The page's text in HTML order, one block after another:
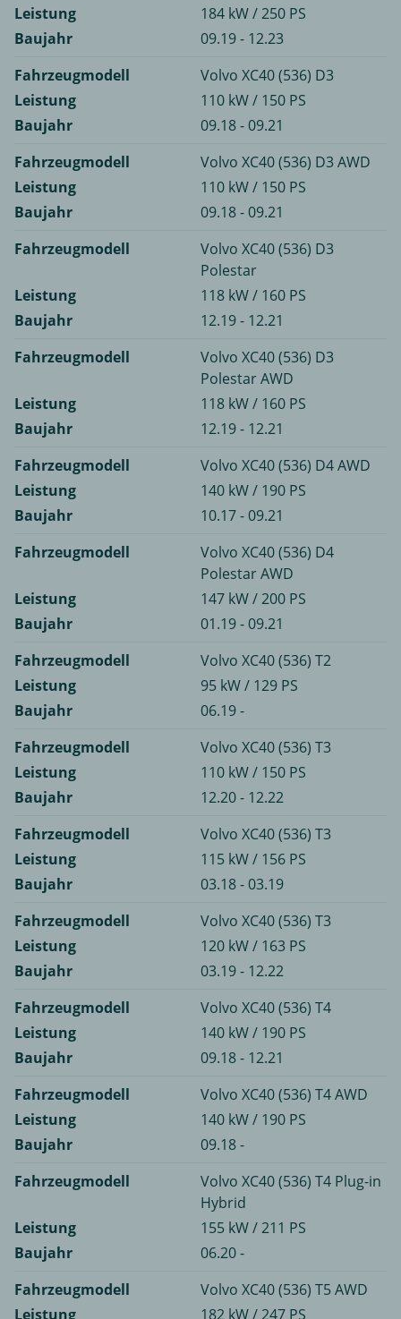
Leistung
184 kW / 250 PS
Baujahr
09.19 - 12.23
Fahrzeugmodell
Volvo XC40 (536) D3
Leistung
110 kW / 150 PS
Baujahr
09.18 - 09.21
Fahrzeugmodell
Volvo XC40 (536) D3 AWD
Leistung
110 kW / 150 PS
Baujahr
09.18 - 09.21
Fahrzeugmodell
Volvo XC40 (536) D3
Polestar
Leistung
118 kW / 160 PS
Baujahr
12.19 - 12.21
Fahrzeugmodell
Volvo XC40 (536) D3
Polestar AWD
Leistung
118 kW / 160 PS
Baujahr
12.19 - 12.21
Fahrzeugmodell
Volvo XC40 (536) D4 AWD
Leistung
140 kW / 190 PS
Baujahr
10.17 - 09.21
Fahrzeugmodell
Volvo XC40 (536) D4
Polestar AWD
Leistung
147 kW / 200 PS
Baujahr
01.19 - 09.21
Fahrzeugmodell
Volvo XC40 (536) T2
Leistung
95 kW / 129 PS
Baujahr
06.19 -
Fahrzeugmodell
Volvo XC40 (536) T3
Leistung
110 kW / 150 PS
Baujahr
12.20 - 12.22
Fahrzeugmodell
Volvo XC40 (536) T3
Leistung
115 kW / 156 PS
Baujahr
03.18 - 03.19
Fahrzeugmodell
Volvo XC40 (536) T3
Leistung
120 kW / 163 PS
Baujahr
03.19 - 12.22
Fahrzeugmodell
Volvo XC40 (536) T4
Leistung
140 kW / 190 PS
Baujahr
09.18 - 12.21
Fahrzeugmodell
Volvo XC40 (536) T4 AWD
Leistung
140 kW / 190 PS
Baujahr
09.18 -
Fahrzeugmodell
Volvo XC40 (536) T4 Plug-in
Hybrid
Leistung
155 kW / 211 PS
Baujahr
06.20 -
Fahrzeugmodell
Volvo XC40 (536) T5 AWD
Leistung
182 kW / 247 PS